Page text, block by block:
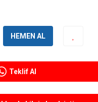
HEMEN AL
Teklif Al